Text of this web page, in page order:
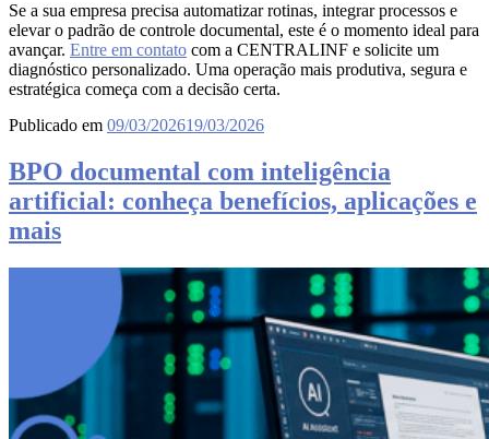
Se a sua empresa precisa automatizar rotinas, integrar processos e
elevar o padrão de controle documental, este é o momento ideal para
avançar. Entre em contato com a CENTRALINF e solicite um
diagnóstico personalizado. Uma operação mais produtiva, segura e
estratégica começa com a decisão certa.
Publicado em 09/03/202619/03/2026
BPO documental com inteligência
artificial: conheça benefícios, aplicações e
mais